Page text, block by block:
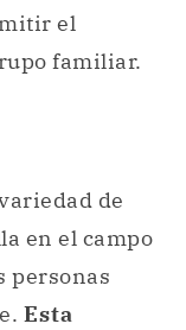
el
familiar.
de
en el campo
personas
Esta